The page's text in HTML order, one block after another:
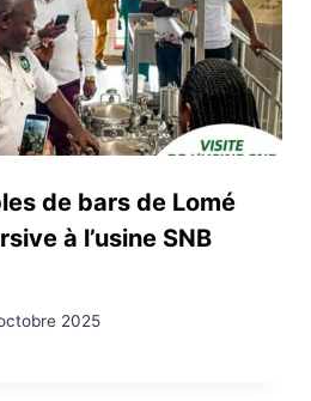
de bars de Lomé
à l’usine SNB
2025